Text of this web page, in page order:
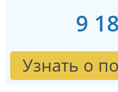
9
Узнать о